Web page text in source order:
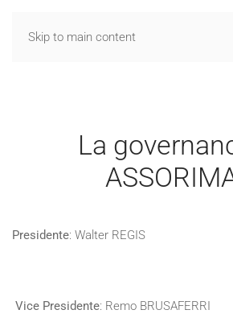
Skip to main content
La
Presidente: Walter REGIS
Vice Presidente: Remo BRUSAFERRI